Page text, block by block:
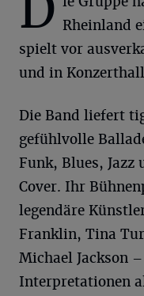
Rheinland
spielt vor
und in
Die Band liefert
gefühlvolle
Funk, Blues, Jazz
Cover. Ihr
legendäre
Franklin, Tina
Michael Jackson
Interpretationen